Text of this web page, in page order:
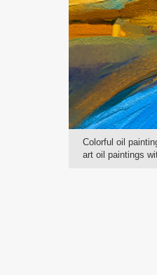
Colorful oil
art oil paintings